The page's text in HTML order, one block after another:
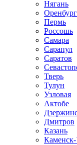
Нягань
Оренбург
Пермь
Россошь
Самара
Сарапул
Саратов
Тверь
Тулун
Узловая
Актобе
Дмитров
Казань